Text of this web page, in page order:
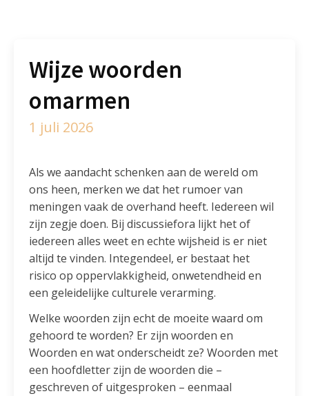
Wijze woorden
omarmen
1 juli 2026
Als we aandacht schenken aan de wereld om
ons heen, merken we dat het rumoer van
meningen vaak de overhand heeft. Iedereen wil
zijn zegje doen. Bij discussiefora lijkt het of
iedereen alles weet en echte wijsheid is er niet
altijd te vinden. Integendeel, er bestaat het
risico op oppervlakkigheid, onwetendheid en
een geleidelijke culturele verarming.
Welke woorden zijn echt de moeite waard om
gehoord te worden? Er zijn woorden en
Woorden en wat onderscheidt ze? Woorden met
een hoofdletter zijn de woorden die –
geschreven of uitgesproken – eenmaal